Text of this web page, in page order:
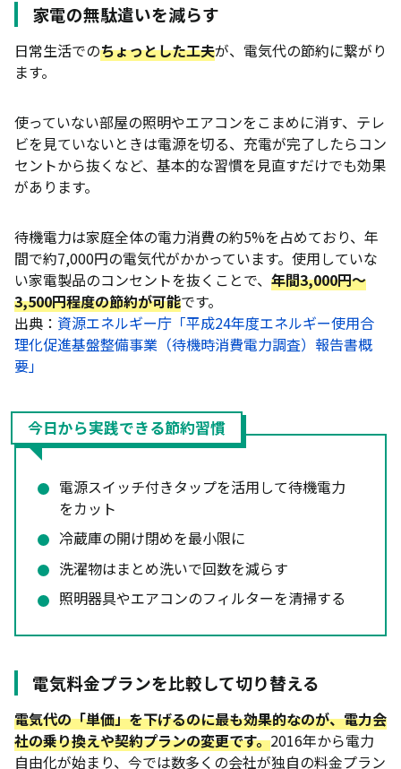
家電の無駄遣いを減らす
日常生活でのちょっとした工夫が、電気代の節約に繋がり
ます。
使っていない部屋の照明やエアコンをこまめに消す、テレ
ビを見ていないときは電源を切る、充電が完了したらコン
セントから抜くなど、基本的な習慣を見直すだけでも効果
があります。
待機電力は家庭全体の電力消費の約5%を占めており、年
間で約7,000円の電気代がかかっています。使用していな
い家電製品のコンセントを抜くことで、 年間3,000円〜
3,500円程度の節約が可能です。
出典： 資源エネルギー庁「平成24年度エネルギー使用合
理化促進基盤整備事業（待機時消費電力調査）報告書概
要」
今日から実践できる節約習慣
電源スイッチ付きタップを活用して待機電力
をカット
冷蔵庫の開け閉めを最小限に
洗濯物はまとめ洗いで回数を減らす
照明器具やエアコンのフィルターを清掃する
電気料金プランを比較して切り替える
電気代の「単価」を下げるのに最も効果的なのが、電力会
社の乗り換えや契約プランの変更です。2016年から電力
自由化が始まり、今では数多くの会社が独自の料金プラン